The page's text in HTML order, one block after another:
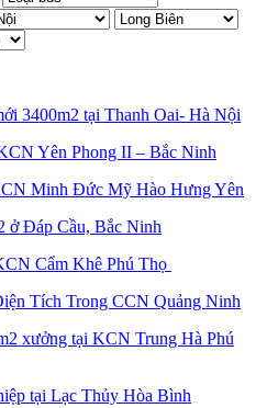
3400m2 tại Thanh Oai- Hà Nội
Yên Phong II – Bắc Ninh
Minh Đức Mỹ Hào Hưng Yên
ở Đáp Cầu, Bắc Ninh
Cẩm Khê Phú Thọ
Tích Trong CCN Quảng Ninh
xưởng tại KCN Trung Hà Phú
tại Lạc Thủy Hòa Bình